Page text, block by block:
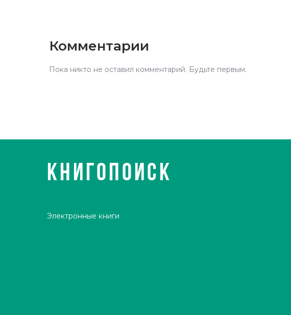
Комментарии
Пока никто не оставил комментарий. Будьте первым.
КНИГОПОИСК
Электронные книги